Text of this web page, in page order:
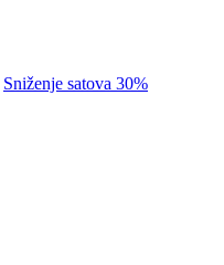
Sniženje satova 30%